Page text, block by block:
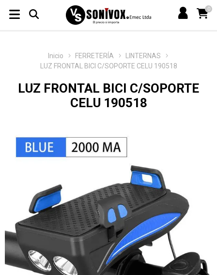
0
Inicio FERRETERÍA
LINTERNAS
LUZ FRONTAL BICI C/SOPORTE CELU 190518
LUZ FRONTAL BICI C/SOPORTE
CELU 190518